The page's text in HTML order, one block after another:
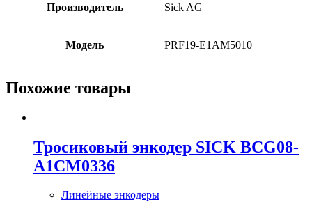
Производитель Sick AG
Модель PRF19-E1AM5010
Похожие товары
Тросиковый энкодер SICK BCG08-
A1CM0336
Линейные энкодеры